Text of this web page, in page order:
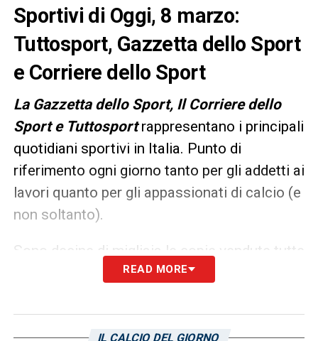
Sportivi di Oggi, 8 marzo:
Tuttosport, Gazzetta dello Sport
e Corriere dello Sport
La Gazzetta dello Sport, Il Corriere dello
Sport e Tuttosportrappresentano i principali
quotidiani sportivi in Italia. Punto di
riferimento ogni giorno tanto per gli addetti ai
lavori quanto per gli appassionati di calcio (e
non soltanto).
Sono decine di migliaia le copie vendute tutte
le mattine in edicola, ma un’anteprima dei
già dalla sera precedente. Ecco, allora, le
READ MORE
IL CALCIO DEL GIORNO